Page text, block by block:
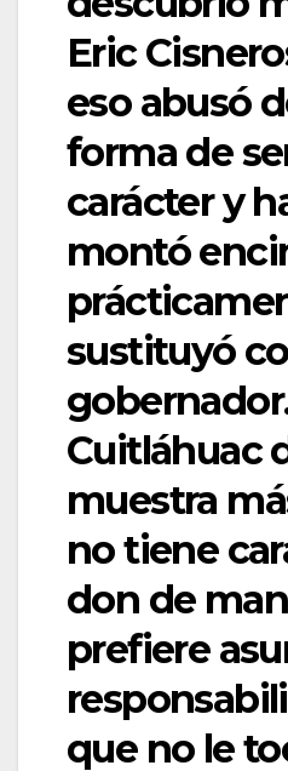
Eric
eso abusó
forma de
carácter y
montó
sustituyó
Cuitláhuac
muestra
no tiene
don de
prefiere
que no le